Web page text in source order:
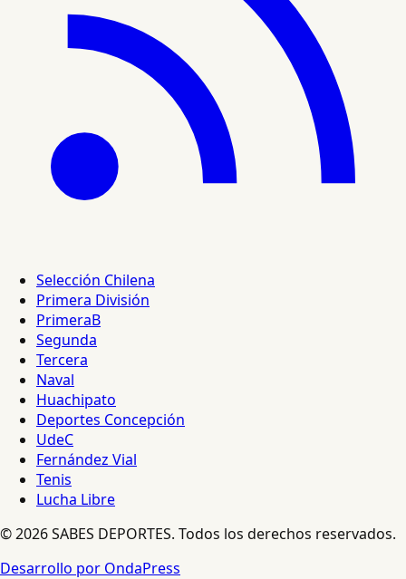
Selección Chilena
Primera División
PrimeraB
Segunda
Tercera
Naval
Huachipato
Deportes Concepción
UdeC
Fernández Vial
Tenis
Lucha Libre
© 2026 SABES DEPORTES. Todos los derechos reservados.
Desarrollo por OndaPress